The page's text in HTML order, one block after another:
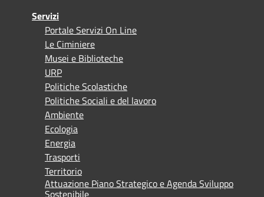
Servizi
Portale Servizi On Line
Le Ciminiere
Musei e Biblioteche
URP
Politiche Scolastiche
Politiche Sociali e del lavoro
Ambiente
Ecologia
Energia
Trasporti
Territorio
Attuazione Piano Strategico e Agenda Sviluppo
Sostenibile